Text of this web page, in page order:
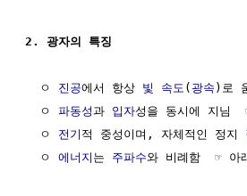
2. 광자의 특징
  ㅇ
진공에서 항상 빛 속도 ( 광속 )로
  ㅇ
파동성과 입자성을 동시에 지님
  ㅇ
전기 적 중성이며, 자체적인 정지
  ㅇ
에너지 는 주파수와 비례함  ☞ 아